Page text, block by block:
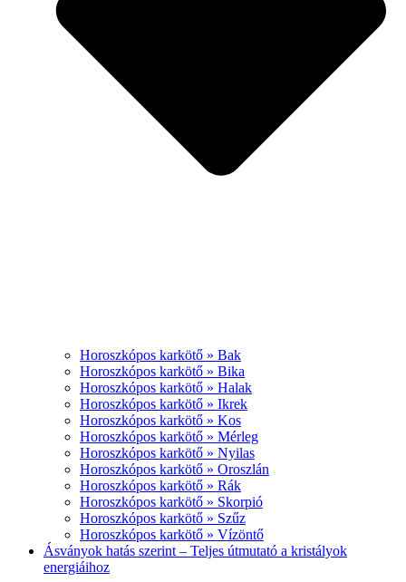
Horoszkópos karkötő » Bak
Horoszkópos karkötő » Bika
Horoszkópos karkötő » Halak
Horoszkópos karkötő » Ikrek
Horoszkópos karkötő » Kos
Horoszkópos karkötő » Mérleg
Horoszkópos karkötő » Nyilas
Horoszkópos karkötő » Oroszlán
Horoszkópos karkötő » Rák
Horoszkópos karkötő » Skorpió
Horoszkópos karkötő » Szűz
Horoszkópos karkötő » Vízöntő
Ásványok hatás szerint – Teljes útmutató a kristályok
energiáihoz